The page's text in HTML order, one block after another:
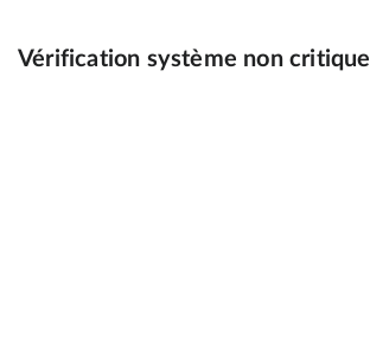
Vérification système non critique